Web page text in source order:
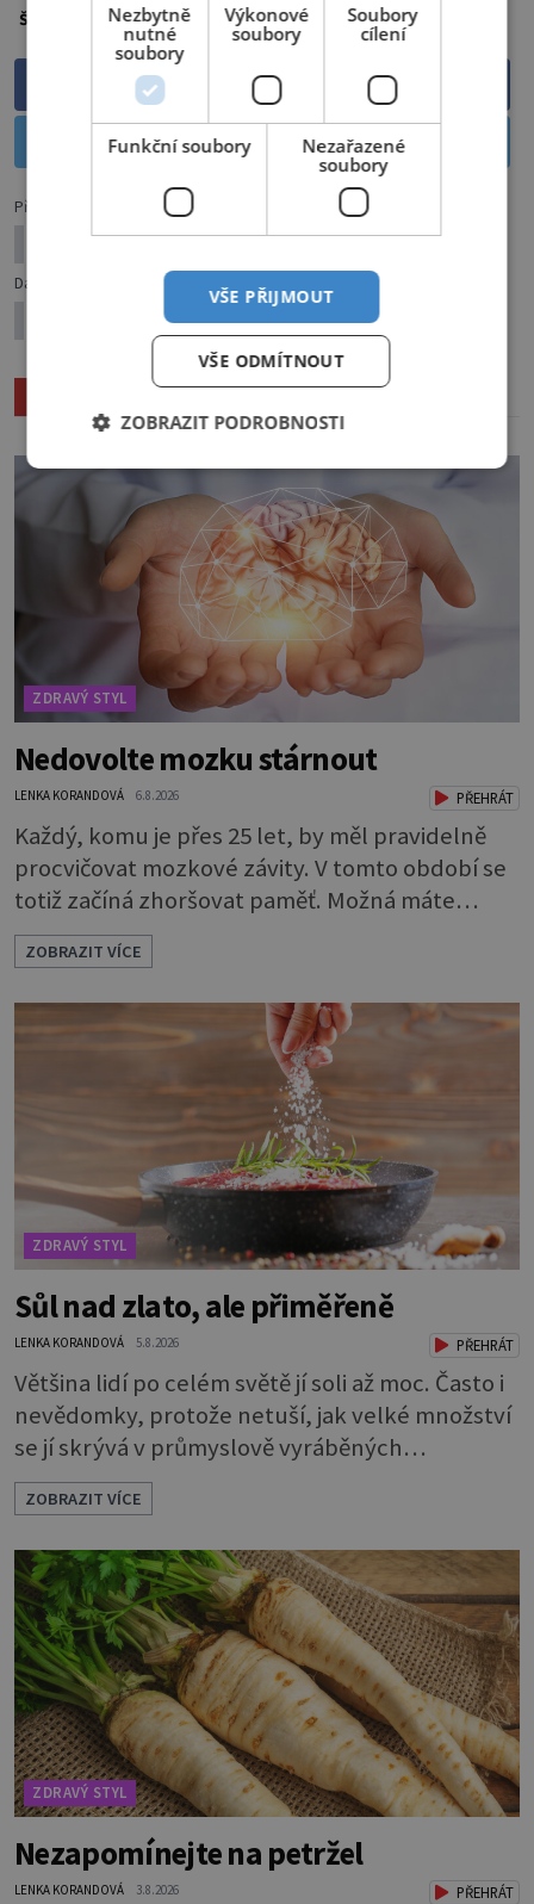
Štítky: Odpočinek relax relaxace
Sdílet na Facebooku
Sdílet na Twitteru
Předchozí článek
Rozsviťte stylově
Další článek
Chléb náš vezdejší… Jaký mu vybrat chlebník?
Související články
ZDRAVÝ STYL
Nedovolte mozku stárnout
LENKA KORANDOVÁ 6.8.2026 PŘEHRÁT
Každý, komu je přes 25 let, by měl pravidelně
procvičovat mozkové závity. V tomto období se
totiž začíná zhoršovat paměť. Možná máte
problém vzpomenout si na jméno kolegy z
práce. Nebo marně v paměti lovíte název
knížky, kterou jste nedávno přečetli. Je to
opravdu tak, s věkem jako kdyby se paměť
Procvičujte mozkové závity. Není to nijak slož
ZOBRAZIT VÍCE
ZDRAVÝ STYL
Sůl nad zlato, ale přiměřeně
LENKA KORANDOVÁ 5.8.2026 PŘEHRÁT
Většina lidí po celém světě jí soli až moc. Často i
nevědomky, protože netuší, jak velké množství
se jí skrývá v průmyslově vyráběných
potravinách, dokonce i těch sladkých. Sůl je
zdravá Ale v ani ne třetinovém množství, než je
pro většinu populace běžné. Její základní
složky– sodík a chlór – jsou zásadní pro správné
hospodaření organismu s tekutinami. Pomáhají
totiž udrž
ZOBRAZIT VÍCE
ZDRAVÝ STYL
Nezapomínejte na petržel
LENKA KORANDOVÁ 3.8.2026 PŘEHRÁT
Nezbytně
nutné
soubory
Výkonové
soubory
Soubory
cílení
Funkční soubory
Nezařazené
soubory
VŠE PŘIJMOUT
VŠE ODMÍTNOUT
ZOBRAZIT PODROBNOSTI